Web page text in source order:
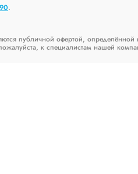
.
публичной офертой, определённой
к специалистам нашей